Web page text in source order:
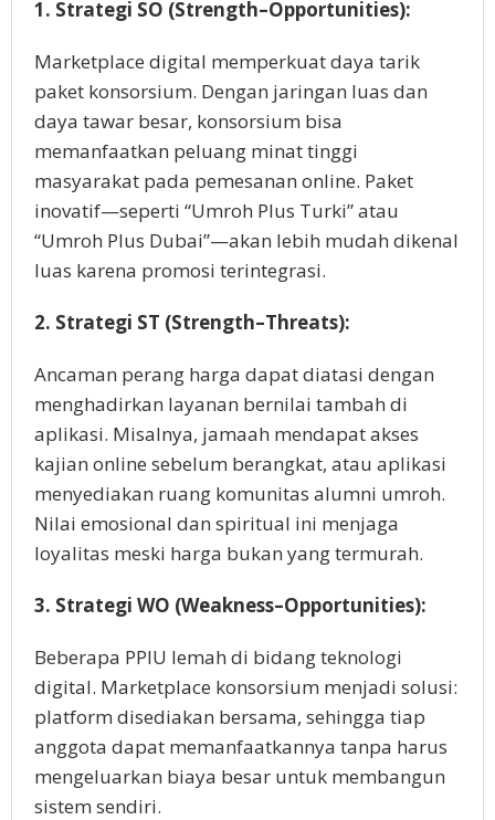
1. Strategi SO (Strength–Opportunities):
Marketplace digital memperkuat daya tarik
paket konsorsium. Dengan jaringan luas dan
daya tawar besar, konsorsium bisa
memanfaatkan peluang minat tinggi
masyarakat pada pemesanan online. Paket
inovatif—seperti “Umroh Plus Turki” atau
“Umroh Plus Dubai”—akan lebih mudah dikenal
luas karena promosi terintegrasi.
2. Strategi ST (Strength–Threats):
Ancaman perang harga dapat diatasi dengan
menghadirkan layanan bernilai tambah di
aplikasi. Misalnya, jamaah mendapat akses
kajian online sebelum berangkat, atau aplikasi
menyediakan ruang komunitas alumni umroh.
Nilai emosional dan spiritual ini menjaga
loyalitas meski harga bukan yang termurah.
3. Strategi WO (Weakness–Opportunities):
Beberapa PPIU lemah di bidang teknologi
digital. Marketplace konsorsium menjadi solusi:
platform disediakan bersama, sehingga tiap
anggota dapat memanfaatkannya tanpa harus
mengeluarkan biaya besar untuk membangun
sistem sendiri.